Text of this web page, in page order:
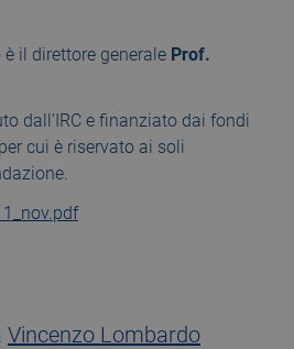
il direttore generale Prof.
dall’IRC e finanziato dai fondi
cui è riservato ai soli
Vincenzo Lombardo